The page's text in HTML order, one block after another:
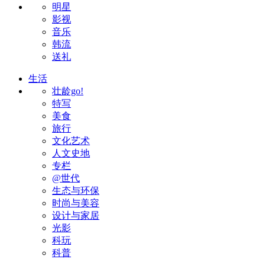
明星
影视
音乐
韩流
送礼
生活
壮龄go!
特写
美食
旅行
文化艺术
人文史地
专栏
@世代
生态与环保
时尚与美容
设计与家居
光影
科玩
科普